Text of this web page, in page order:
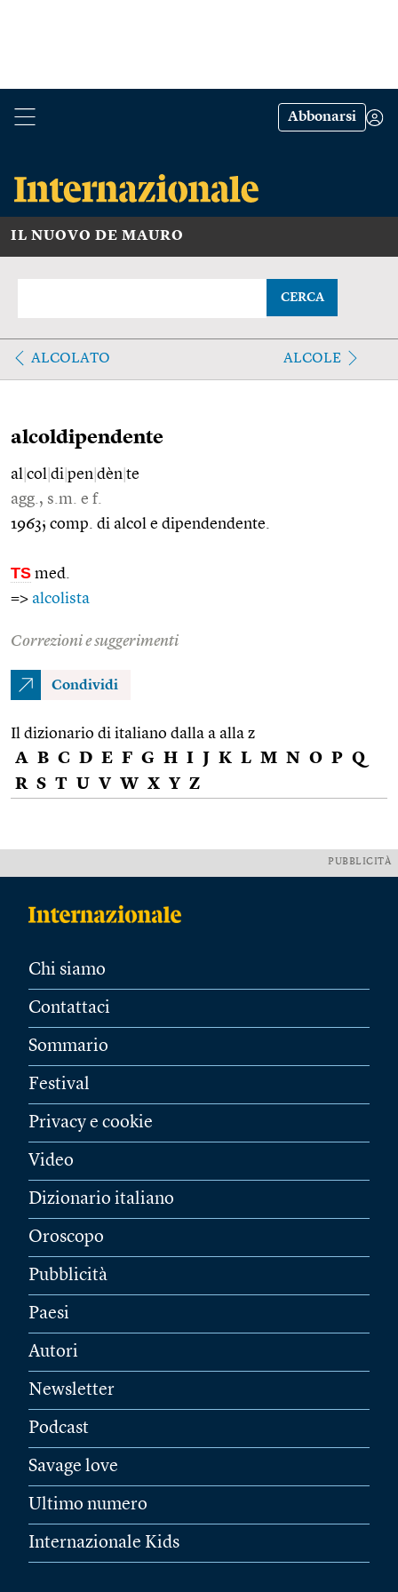
Abbonarsi
IL NUOVO DE MAURO
CERCA
ALCOLATO ALCOLE
alcoldipendente
al col di pen dèn te
agg., s.m. e f.
1963; comp. di alcol e dipendendente.
TS med.
=> alcolista
Correzioni e suggerimenti
Condividi
Il dizionario di italiano dalla a alla z
A B C D E F G H I J K L M N O P Q
R S T U V W X Y Z
PUBBLICITÀ
Chi siamo
Contattaci
Sommario
Festival
Privacy e cookie
Video
Dizionario italiano
Oroscopo
Pubblicità
Paesi
Autori
Newsletter
Podcast
Savage love
Ultimo numero
Internazionale Kids